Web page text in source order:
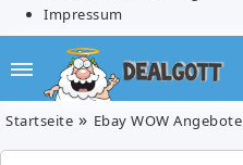
Impressum
Startseite Ebay WOW Angebote